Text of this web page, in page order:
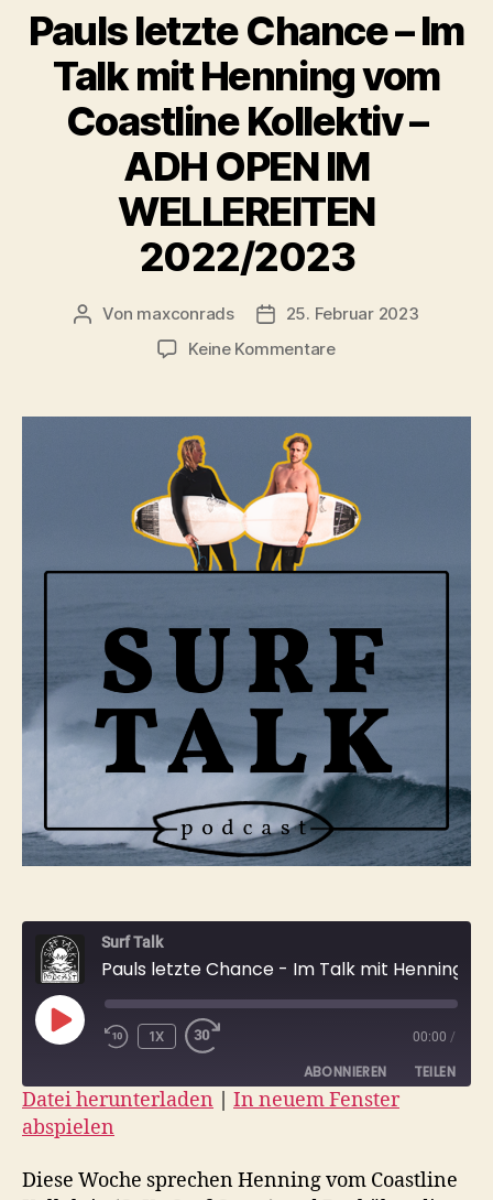
Pauls letzte Chance – Im
Talk mit Henning vom
Coastline Kollektiv –
ADH OPEN IM
WELLEREITEN
2022/2023
Beitragsautor
Von maxconrads Beitragsdatum
25. Februar 2023
Keine Kommentarezu
Chance
Talk
mit
Henning
vom
–
ADH
OPEN
IM
WELLEREITEN
2022/2023
Surf Talk
PLAY
EPISODE
1X 00:00 /
ABONNIEREN TEILEN
TEILEN
LINK
Datei herunterladen
In neuem Fenster
abspielen
Diese Woche sprechen Henning vom Coastline